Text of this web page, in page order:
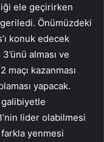
ele geçirirken
Önümüzdeki
konuk edecek
alması ve
maçı kazanması
yapacak.
galibiyetle
lider olabilmesi
yenmesi